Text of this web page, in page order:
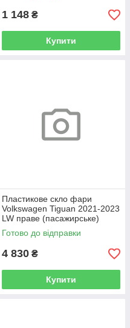
1 148 ₴
Купити
Пластикове скло фари
Volkswagen Tiguan 2021-2023
LW праве (пасажирське)
Готово до відправки
4 830 ₴
Купити